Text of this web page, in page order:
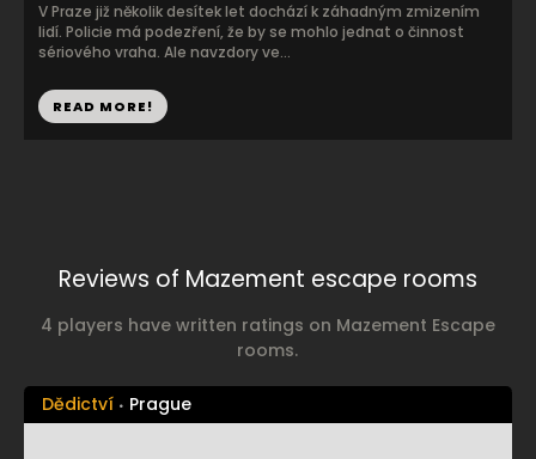
V Praze již několik desítek let dochází k záhadným zmizením
lidí. Policie má podezření, že by se mohlo jednat o činnost
sériového vraha. Ale navzdory ve...
READ MORE!
Reviews of Mazement escape rooms
4 players have written ratings on Mazement Escape
rooms.
Dědictví Prague